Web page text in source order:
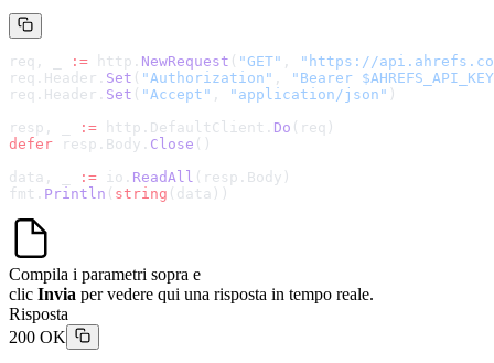
req, _ := http. NewRequest ( "GET" , " https://
req.Header. Set ( "Authorization" ,
"Bearer
req.Header. Set ( "Accept" , "application/json" )
resp, _
:= http.DefaultClient. Do (req)
defer resp.Body. Close ()
data, _
:= io. ReadAll (resp.Body)
fmt. Println ( string (data))
Compila i parametri sopra e
clic Invia per vedere qui una risposta in tempo reale.
Risposta
200 OK